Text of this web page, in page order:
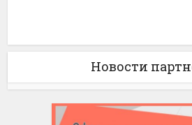
Новости